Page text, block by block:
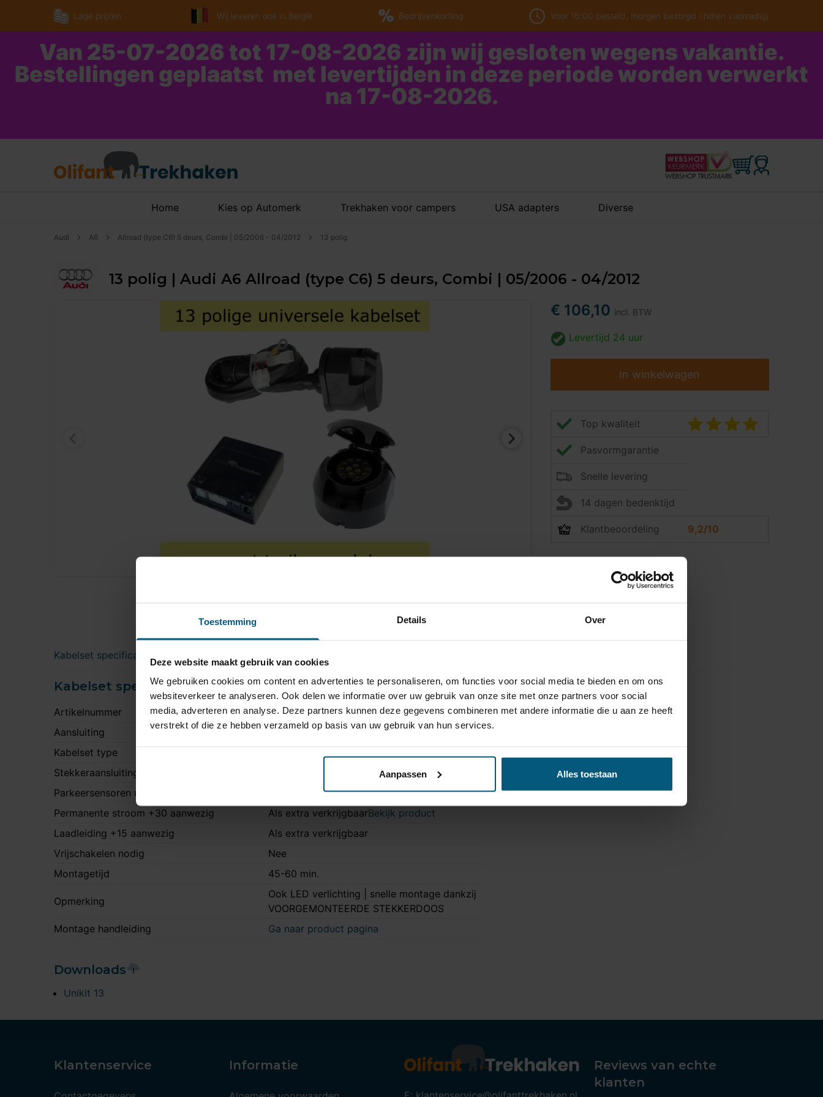
Toestemming Details Over
Deze website maakt gebruik van cookies
We gebruiken cookies om content en advertenties te personaliseren, om functies voor social media te bieden en om ons
websiteverkeer te analyseren. Ook delen we informatie over uw gebruik van onze site met onze partners voor social
media, adverteren en analyse. Deze partners kunnen deze gegevens combineren met andere informatie die u aan ze heeft
verstrekt of die ze hebben verzameld op basis van uw gebruik van hun services.
Aanpassen Alles toestaan
Lage prijzen Wij leveren ook in België Bedrijvenkorting Voor 16:00 besteld, morgen bezorgd (indien voorradig)
Van 25-07-2026 tot 17-08-2026 zijn wij gesloten wegens vakantie.
Bestellingen geplaatst met levertijden in deze periode worden verwerkt
na 17-08-2026.
Home Kies op Automerk Trekhaken voor campers USA adapters Diverse
Audi A6 Allroad (type C6) 5 deurs, Combi | 05/2006 - 04/2012 13 polig
13 polig | Audi A6 Allroad (type C6) 5 deurs, Combi | 05/2006 - 04/2012
€ 106,10 incl. BTW
Levertijd 24 uur
In winkelwagen
Top kwaliteit
Pasvormgarantie
Snelle levering
14 dagen bedenktijd
Klantbeoordeling 9,2/10
Kabelset specificatie
Kabelset specificatie
Artikelnummer
Unikit 13/8
Aansluiting
13 polig
Kabelset type
Stekkeraansluiting
Zonder originele connectoren
Parkeersensoren uitschakeling
Permanente stroom +30 aanwezig
Als extra verkrijgbaarBekijk product
Laadleiding +15 aanwezig
Als extra verkrijgbaar
Vrijschakelen nodig
Nee
Montagetijd
45-60 min.
Opmerking
Ook LED verlichting | snelle montage dankzij
VOORGEMONTEERDE STEKKERDOOS
Montage handleiding
Ga naar product pagina
Downloads
Unikit 13
Klantenservice Informatie
Reviews van echte
klanten